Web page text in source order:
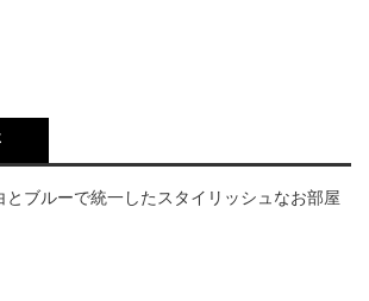
とブルーで統一したスタイリッシュなお部屋